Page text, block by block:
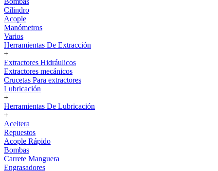
Cilindro
Acople
Manómetros
Varios
Herramientas De Extracción
+
Extractores Hidráulicos
Extractores mecánicos
Crucetas Para extractores
Lubricación
+
Herramientas De Lubricación
+
Aceitera
Repuestos
Acople Rápido
Bombas
Carrete Manguera
Engrasadores